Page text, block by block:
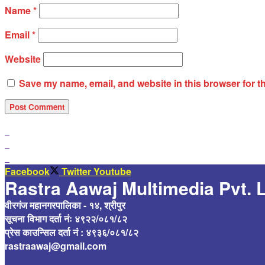
Name*
Email*
Website
Save my name, email, and website in this browser for
Facebook TwitterYoutube
Rastra Aawaj Multimedia Pvt.
वीरगंज महानगरपालिका - १४, श्रीपुर
सूचना विभाग दर्ता नंः ४९२२/०८१/८२
प्रेस काउन्सिल दर्ता नं : ४९३६/०८१/८२
rastraawaj@gmail.com